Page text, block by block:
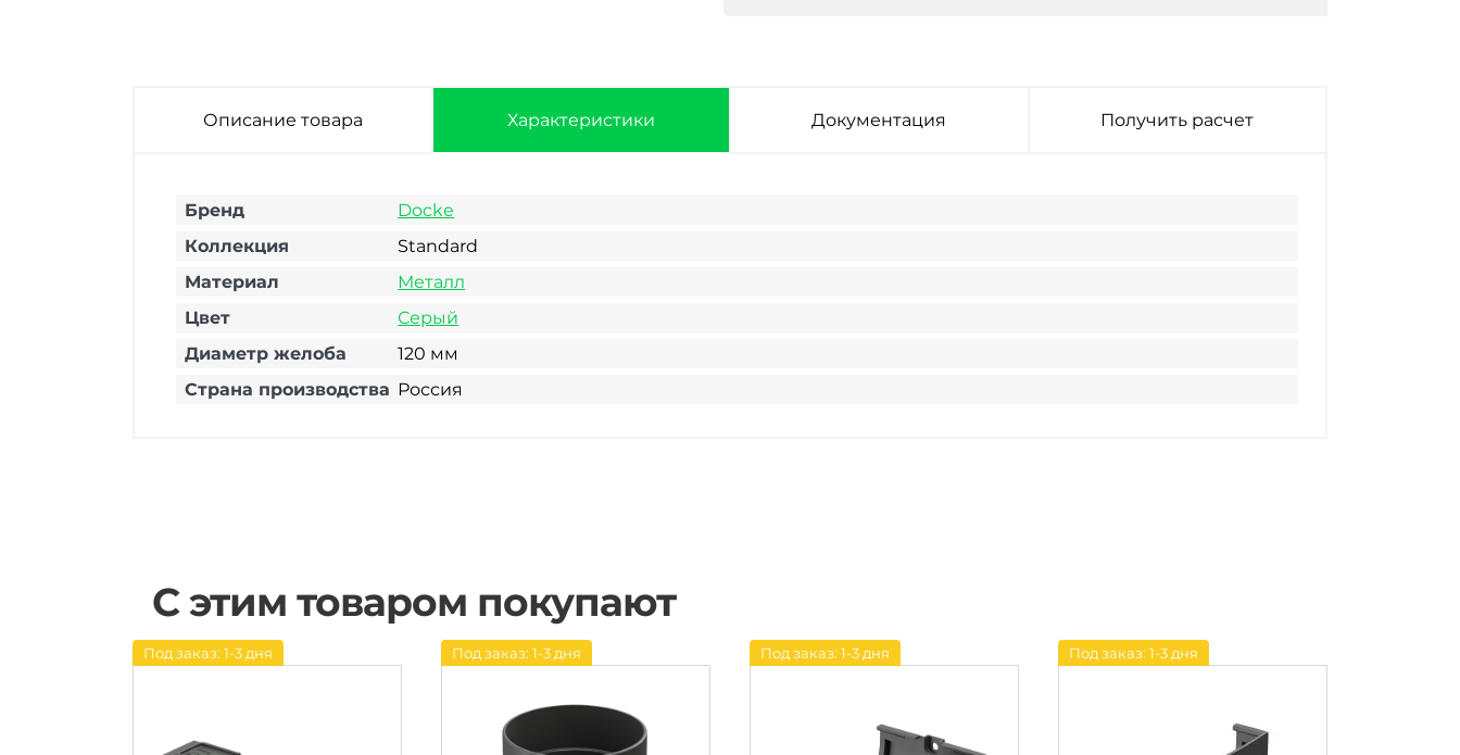
Описание товара Характеристики Документация Получить расчет
Бренд
Docke
Коллекция
Standard
Материал
Металл
Цвет
Серый
Диаметр желоба
120 мм
Страна производства Россия
С этим товаром покупают
Под заказ: 1-3 дня Под заказ: 1-3 дня Под заказ: 1-3 дня Под заказ: 1-3 дня